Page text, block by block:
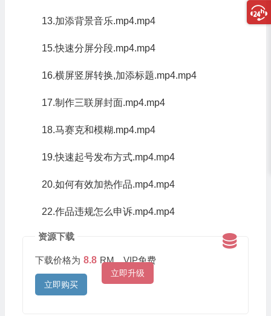
13.加添背景音乐.mp4.mp4
15.快速分屏分段.mp4.mp4
16.横屏竖屏转换,加添标题.mp4.mp4
17.制作三联屏封面.mp4.mp4
18.马赛克和模糊.mp4.mp4
19.快速起号发布方式.mp4.mp4
20.如何有效加热作品.mp4.mp4
22.作品违规怎么申诉.mp4.mp4
资源下载
下载价格为 8.8 RM，VIP免费
立即升级
立即购买